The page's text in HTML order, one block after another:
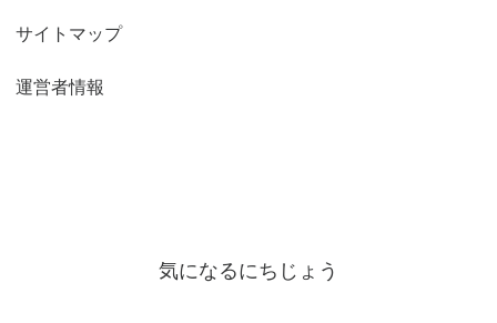
サイトマップ
運営者情報
気になるにちじょう